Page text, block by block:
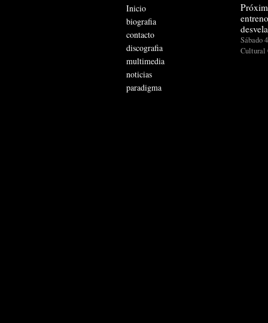
Inicio
biografia
contacto
discografia
multimedia
noticias
paradigma
Sábado